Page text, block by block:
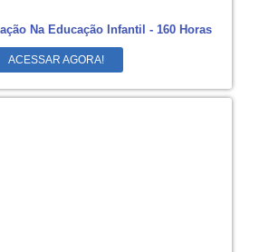
Na Educação Infantil - 160 Horas
ACESSAR AGORA!